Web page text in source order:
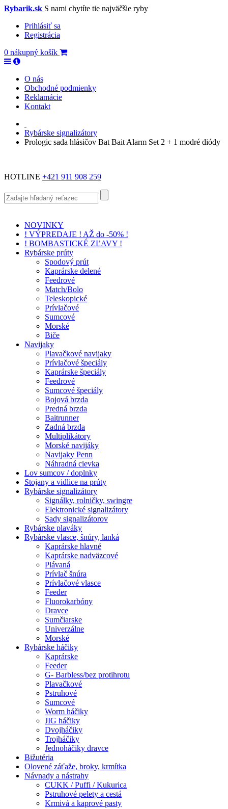
Rybarik.sk S nami chytíte tie najväčšie ryby
Prihlásiť sa
Registrácia
0 nákupný košík
O nás
Obchodné podmienky
Reklamácie
Kontakt
Rybárske signalizátory
Prologic sada hlásičov Bat Bait Alarm Set 2 + 1 modré diódy
HOTLINE +421 911 908 259
NOVINKY
! VÝPREDAJE ! AŽ do -50% !
! BOMBASTICKÉ ZĽAVY !
Rybárske prúty
Spodový prút
Kaprárske delené
Feedrové
Match/Bolo
Teleskopické
Prívlačové
Sumcové
Morské
Biče
Navijaky
Plavačkové navijaky
Prívlačové špeciály
Kaprárske špeciály
Feedrové
Sumcové špeciály
Bojová brzda
Predná brzda
Baitrunner
Zadná brzda
Multiplikátory
Morské navijáky
Navijaky Penn
Náhradná cievka
Lov sumcov / doplnky
Stojany a vidlice na prúty
Rybárske signalizátory
Signálky, rolničky, swingre
Elektronické signalizátory
Sady signalizátorov
Rybárske plaváky
Rybárske vlasce, šnúry, lanká
Kaprárske hlavné
Kaprárske nadväzcové
Plávaná
Prívlač šnúra
Prívlačové vlasce
Feeder
Fluorokarbóny
Dravce
Sumčiarske
Univerzálne
Morské
Rybárske háčiky
Kaprárske
Feeder
G- Barbless/bez protihrotu
Plavačkové
Pstruhové
Sumcové
Worm háčiky
JIG háčiky
Dvojháčiky
Trojháčiky
Jednoháčiky dravce
Bižutéria
Olovené záťaže, broky, krmítka
Návnady a nástrahy
CUKK / Puffi / Kukurica
Pstruhové pelety a cestá
Krmivá a kaprové pasty